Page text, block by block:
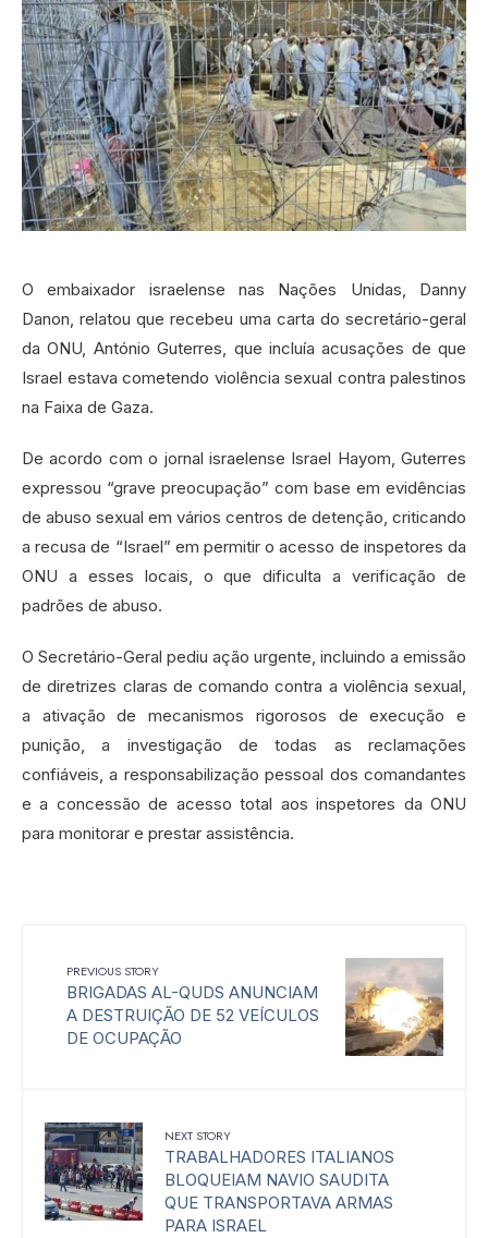
O embaixador israelense nas Nações Unidas, Danny
Danon, relatou que recebeu uma carta do secretário-geral
da ONU, António Guterres, que incluía acusações de que
Israel estava cometendo violência sexual contra palestinos
na Faixa de Gaza.
De acordo com o jornal israelense Israel Hayom, Guterres
expressou “grave preocupação” com base em evidências
de abuso sexual em vários centros de detenção, criticando
a recusa de “Israel” em permitir o acesso de inspetores da
ONU a esses locais, o que dificulta a verificação de
padrões de abuso.
O Secretário-Geral pediu ação urgente, incluindo a emissão
de diretrizes claras de comando contra a violência sexual,
a ativação de mecanismos rigorosos de execução e
punição, a investigação de todas as reclamações
confiáveis, a responsabilização pessoal dos comandantes
e a concessão de acesso total aos inspetores da ONU
para monitorar e prestar assistência.
PREVIOUS STORY
BRIGADAS AL-QUDS ANUNCIAM
A DESTRUIÇÃO DE 52 VEÍCULOS
DE OCUPAÇÃO
NEXT STORY
TRABALHADORES ITALIANOS
BLOQUEIAM NAVIO SAUDITA
QUE TRANSPORTAVA ARMAS
PARA ISRAEL